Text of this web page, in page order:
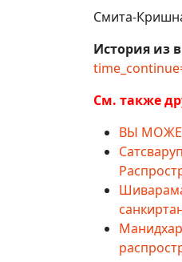
Смита-
История из
См. также
ВЫ